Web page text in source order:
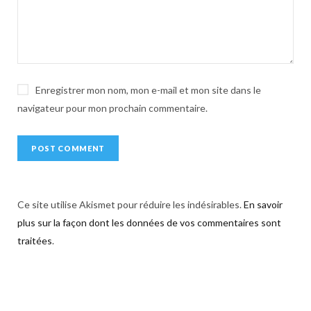
Enregistrer mon nom, mon e-mail et mon site dans le
navigateur pour mon prochain commentaire.
Ce site utilise Akismet pour réduire les indésirables.En savoir
plus sur la façon dont les données de vos commentaires sont
traitées.